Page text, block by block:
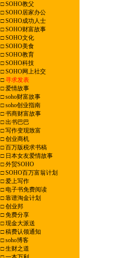
□SOHO教父
□SOHO居家办公
□SOHO成功人士
□SOHO财富故事
□SOHO文化
□SOHO美食
□SOHO教育
□SOHO科技
□SOHO网上社交
□ 寻求发表
□爱情故事
□soho财富故事
□soho创业指南
□书商财富故事
□出书巴巴
□写作变现致富
□创业商机
□百万版税求书稿
□日本女友爱情故事
□外贸SOHO
□SOHO百万富翁计划
□爱上写作
□电子书免费阅读
□靠谱淘金计划
□创业邦
□免费分享
□现金大派送
□稿费认领通知
□soho博客
□生财之道